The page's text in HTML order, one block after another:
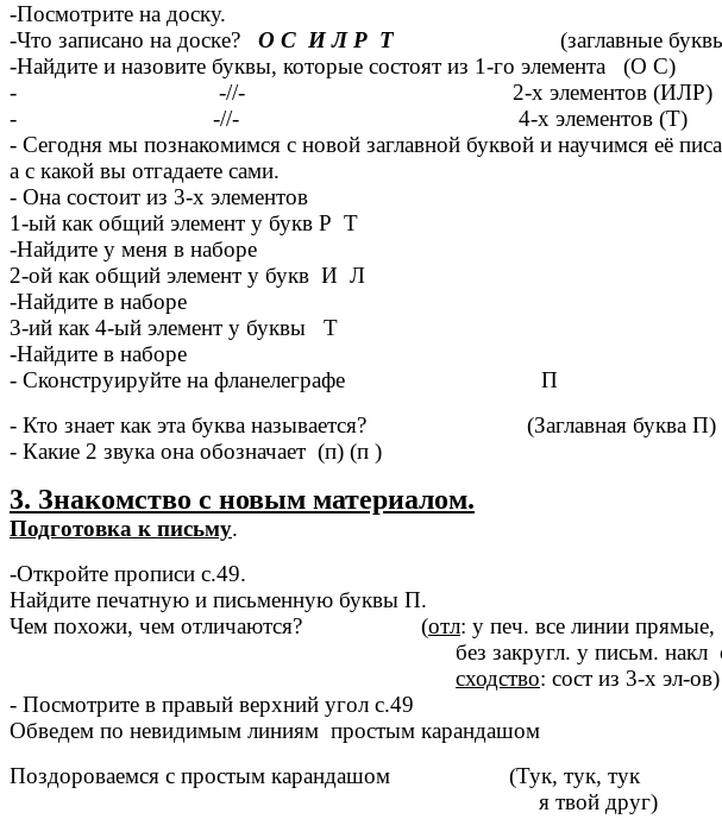
-Посмотрите на доску.
-Что записано на доске? О С И Л Р Т(заглавные
-Найдите и назовите буквы, которые состоят из 1-го элемента (О С)
- -//- 2-х элементов (ИЛР)
- -//- 4-х элементов (Т)
- Сегодня мы познакомимся с новой заглавной буквой и научимся её
а с какой вы отгадаете сами.
- Она состоит из 3-х элементов
1-ый как общий элемент у букв Р Т
-Найдите у меня в наборе
2-ой как общий элемент у букв И Л
-Найдите в наборе
3-ий как 4-ый элемент у буквы Т
-Найдите в наборе
- Сконструируйте на фланелеграфе П
- Кто знает как эта буква называется? (Заглавная буква П)
- Какие 2 звука она обозначает (п) (п )
3. Знакомство с новым материалом.
Подготовка к письму.
-Откройте прописи с.49.
Найдите печатную и письменную буквы П.
Чем похожи, чем отличаются? (отл: у печ. все линии прямые,
без закругл. у письм. накл с
сходство: сост из 3-х эл-ов)
- Посмотрите в правый верхний угол с.49
Обведем по невидимым линиям простым
Поздороваемся с простым карандашом (Тук, тук, тук
я твой друг)